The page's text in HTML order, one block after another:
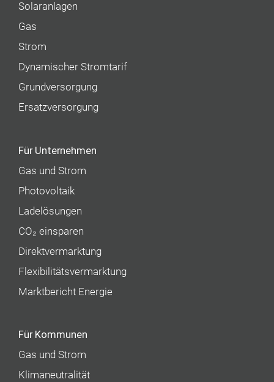
Solaranlagen
Gas
Strom
Dynamischer Stromtarif
Grundversorgung
Ersatzversorgung
Für Unternehmen
Gas und Strom
Photovoltaik
Ladelösungen
CO₂ einsparen
Direktvermarktung
Flexibilitätsvermarktung
Marktbericht Energie
Für Kommunen
Gas und Strom
Klimaneutralität